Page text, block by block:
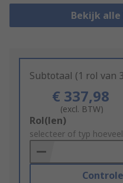
Bekijk alle
Subtotaal (1 rol van
€ 337,98
(excl. BTW)
Add
to
Basket
Rol(len)
selecteer of typ